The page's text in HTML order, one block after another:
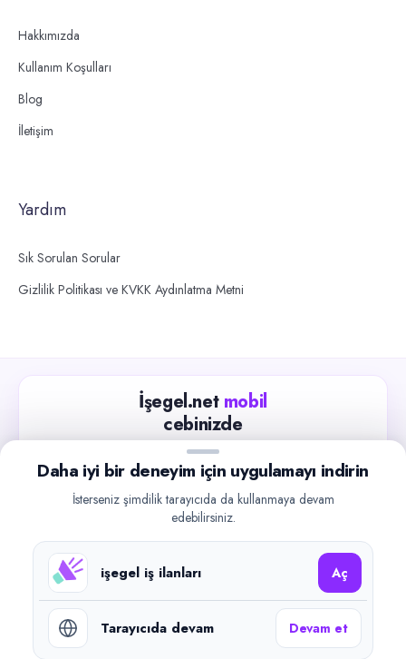
Hakkımızda
Kullanım Koşulları
Blog
İletişim
Yardım
Sık Sorulan Sorular
Gizlilik Politikası ve KVKK Aydınlatma Metni
İşegel.net mobil
cebinizde
Güncel iş ilanlarını takip edin, işverenlerle hızlıca
iletişime geçin.
Google Play
©2026işegel.net. Tüm hakları saklıdır.
Daha iyi bir deneyim için uygulamayı indirin
İsterseniz şimdilik tarayıcıda da kullanmaya devam
edebilirsiniz.
işegel iş ilanları Aç
Tarayıcıda devam Devam et